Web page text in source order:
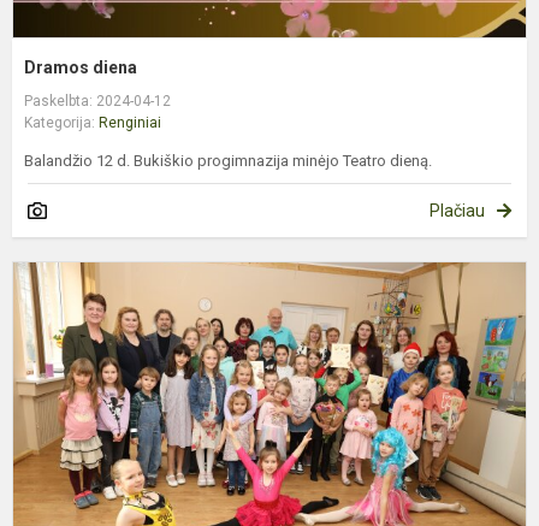
Dramos diena
Paskelbta: 2024-04-12
Kategorija: Renginiai
Balandžio 12 d. Bukiškio progimnazija minėjo Teatro dieną.
Plačiau